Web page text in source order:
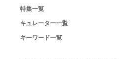
特集一覧
キュレーター一覧
キーワード一覧